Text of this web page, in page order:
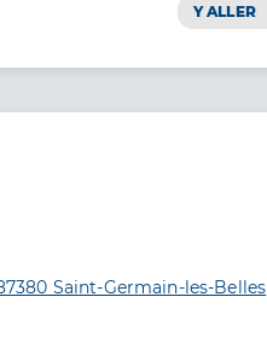
Y ALLER
Saint-Germain-les-Belles